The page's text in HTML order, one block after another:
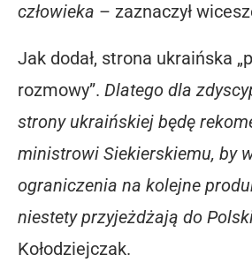
człowieka – zaznaczył
Jak dodał, strona ukraińska
rozmowy”. Dlatego dla
strony ukraińskiej będę
ministrowi Siekierskiemu, by
ograniczenia na kolejne
niestety przyjeżdżają do
Kołodziejczak.